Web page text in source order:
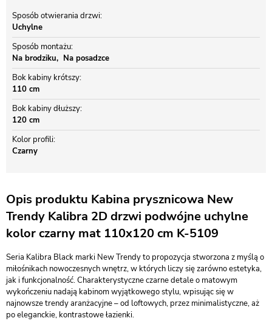
Sposób otwierania drzwi
Uchylne
Sposób montażu
Na brodziku
Na posadzce
Bok kabiny krótszy
110 cm
Bok kabiny dłuższy
120 cm
Kolor profili
Czarny
Opis produktu Kabina prysznicowa New
Trendy Kalibra 2D drzwi podwójne uchylne
kolor czarny mat 110x120 cm K-5109
Seria Kalibra Black marki New Trendy to propozycja stworzona z myślą o
miłośnikach nowoczesnych wnętrz, w których liczy się zarówno estetyka,
jak i funkcjonalność. Charakterystyczne czarne detale o matowym
wykończeniu nadają kabinom wyjątkowego stylu, wpisując się w
najnowsze trendy aranżacyjne – od loftowych, przez minimalistyczne, aż
po eleganckie, kontrastowe łazienki.